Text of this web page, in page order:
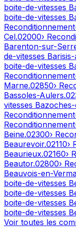
boite-de-vitesses
boite-de-vitesses
Cel.02000›
Barenton-sur-
de-vitesses
boite-de-vitesses
Marne.02850›
Bassoles-Aulers.
vitesses
Beine.02300›
Beaurevoir.02110›
Beaurieux.02160›
Beautor.02800›
Beauvois-en-
boite-de-vitesses
boite-de-vitesses
boite-de-vitesses
boite-de-vitesses
Voir toutes les